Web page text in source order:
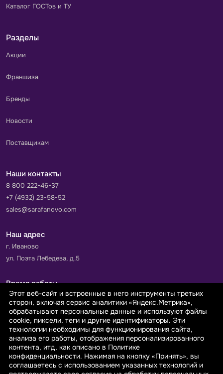
Каталог ГОСТов и ТУ
Разделы
Акции
Франшиза
Бренды
Новости
Поставщикам
Наши контакты
8 800 222-46-37
+7 (4932) 23-58-52
sales@sarafanovo.com
Наш адрес
г. Иваново
ул. Поэта Лебедева, д.5
Время работы
Пн-Пт с 9.00 до 18.00
Сб-Вс: выходной
Принимаем к оплате
Этот веб-сайт и встроенные в него инструменты третьих
сторон, включая сервис аналитики «Яндекс.Метрика»,
обрабатывают персональные данные и используют файлы
cookie, пиксели, теги и другие идентификаторы. Эти
технологии необходимы для функционирования сайта,
анализа его работы, отображения персонализированного
контента, итд, как описано в Политике
конфиденциальности. Нажимая на кнопку «Принять», вы
соглашаетесь с использованием указанных технологий и